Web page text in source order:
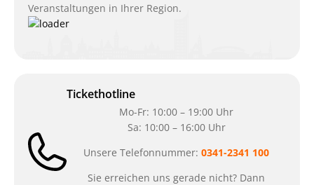
Veranstaltungen in Ihrer Region.
Tickethotline
Mo-Fr: 10:00 – 19:00 Uhr
Sa: 10:00 – 16:00 Uhr
Unsere Telefonnummer: 0341-2341 100
Sie erreichen uns gerade nicht? Dann